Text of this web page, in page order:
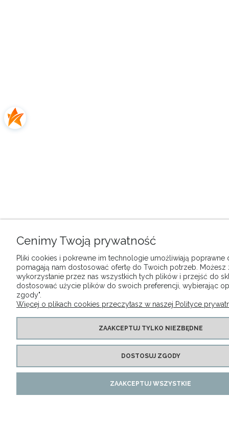
Cenimy Twoją prywatność
Pliki cookies i pokrewne im technologie umożliwiają poprawne
pomagają nam dostosować ofertę do Twoich potrzeb. Możesz
wykorzystanie przez nas wszystkich tych plików i przejść do
dostosować użycie plików do swoich preferencji, wybierając
zgody".
Więcej o plikach cookies przeczytasz w naszej Polityce
ZAAKCEPTUJ TYLKO NIEZBĘDNE
DOSTOSUJ ZGODY
ZAAKCEPTUJ WSZYSTKIE